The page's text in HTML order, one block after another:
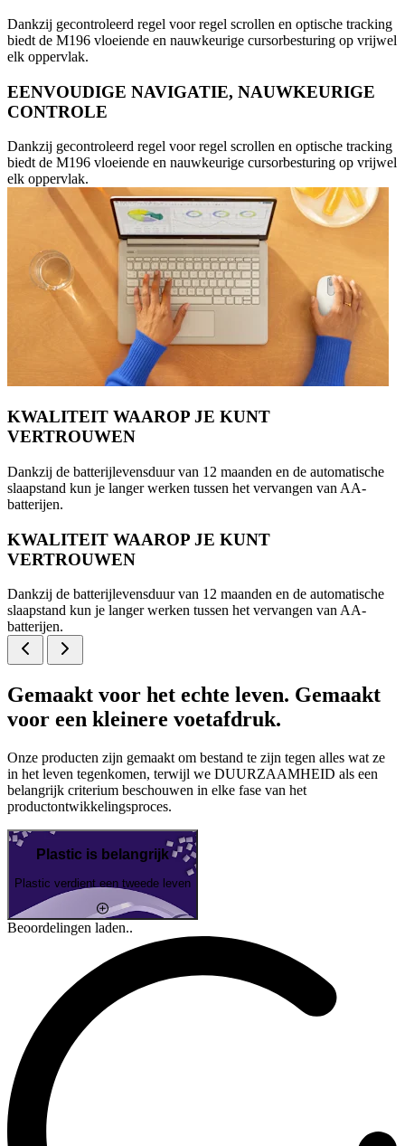
Dankzij gecontroleerd regel voor regel scrollen en optische tracking
biedt de M196 vloeiende en nauwkeurige cursorbesturing op vrijwel
elk oppervlak.
EENVOUDIGE NAVIGATIE, NAUWKEURIGE
CONTROLE
Dankzij gecontroleerd regel voor regel scrollen en optische tracking
biedt de M196 vloeiende en nauwkeurige cursorbesturing op vrijwel
elk oppervlak.
KWALITEIT WAAROP JE KUNT
VERTROUWEN
Dankzij de batterijlevensduur van 12 maanden en de automatische
slaapstand kun je langer werken tussen het vervangen van AA-
batterijen.
KWALITEIT WAAROP JE KUNT
VERTROUWEN
Dankzij de batterijlevensduur van 12 maanden en de automatische
slaapstand kun je langer werken tussen het vervangen van AA-
batterijen.
Gemaakt voor het echte leven. Gemaakt
voor een kleinere voetafdruk.
Onze producten zijn gemaakt om bestand te zijn tegen alles wat ze
in het leven tegenkomen, terwijl we DUURZAAMHEID als een
belangrijk criterium beschouwen in elke fase van het
productontwikkelingsproces.
Plastic is belangrijk
Plastic verdient een tweede leven
Beoordelingen laden..